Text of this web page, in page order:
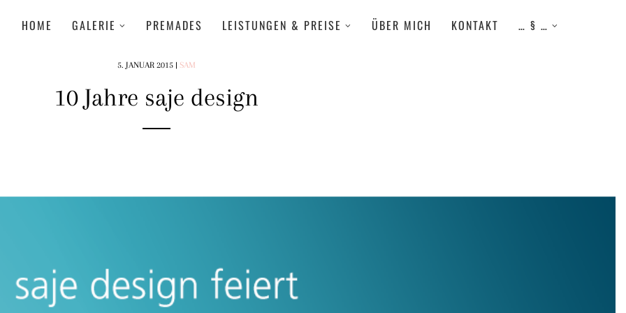
HOME GALERIE PREMADES LEISTUNGEN & PREISE ÜBER MICH KONTAKT … § …
5. JANUAR 2015 | SAM
10 Jahre saje design